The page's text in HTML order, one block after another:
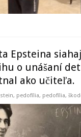
Epsteina
o unášaní
ako učiteľa.
, pedofília, pedofília,